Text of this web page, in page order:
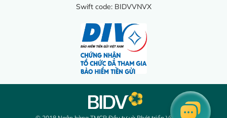
Swift code: BIDVVNVX